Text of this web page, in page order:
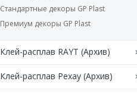
Стандартные декоры GP Plast
Премиум декоры GP Plast
Клей-расплав RAYT (Архив)
Клей-расплав Рехау (Архив)